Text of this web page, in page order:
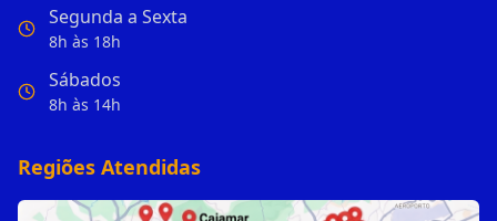
Segunda a Sexta
8h às 18h
Sábados
8h às 14h
Regiões Atendidas